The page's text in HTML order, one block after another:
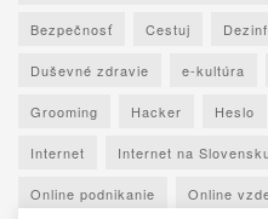
Bezpečnosť Cestuj
Duševné zdravie e-kultúra
Grooming Hacker Heslo
Internet Internet na
Online podnikanie Online